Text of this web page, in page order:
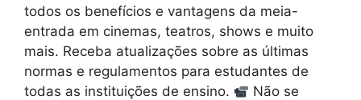
todos os benefícios e vantagens da meia-
entrada em cinemas, teatros, shows e muito
mais. Receba atualizações sobre as últimas
normas e regulamentos para estudantes de
todas as instituições de ensino.
Não se